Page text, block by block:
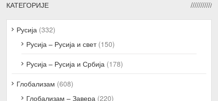
КАТЕГОРИЈЕ
Русија (332)
Русија – Русија и свет(150)
Русија – Русија и Србија (178)
Глобализам (608)
Глобализам – Завера (220)